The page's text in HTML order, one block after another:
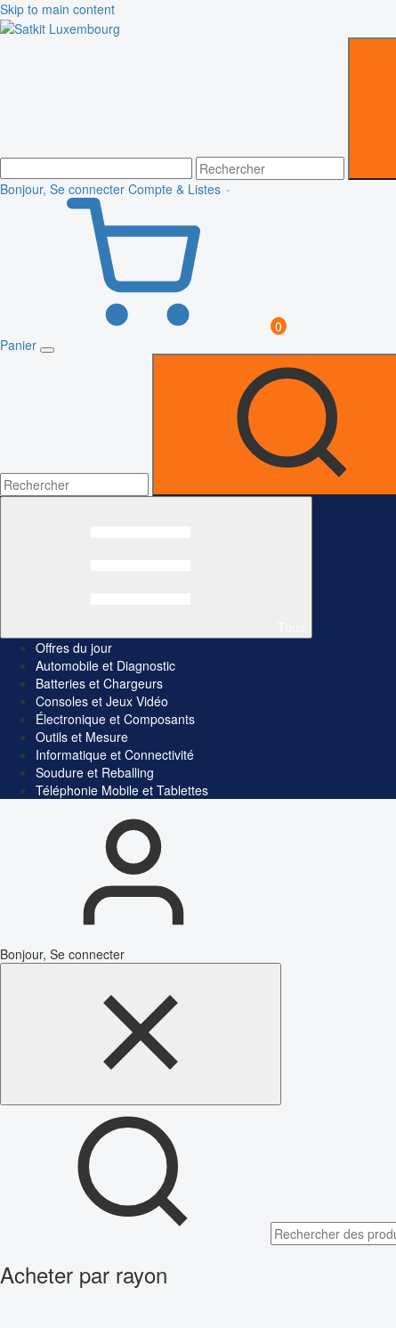
Skip to main content
Bonjour, Se connecter Compte & Listes
0
Panier
Offres du jour
Automobile et Diagnostic
Batteries et Chargeurs
Consoles et Jeux Vidéo
Électronique et Composants
Outils et Mesure
Informatique et Connectivité
Soudure et Reballing
Téléphonie Mobile et Tablettes
Bonjour, Se connecter
Acheter par rayon